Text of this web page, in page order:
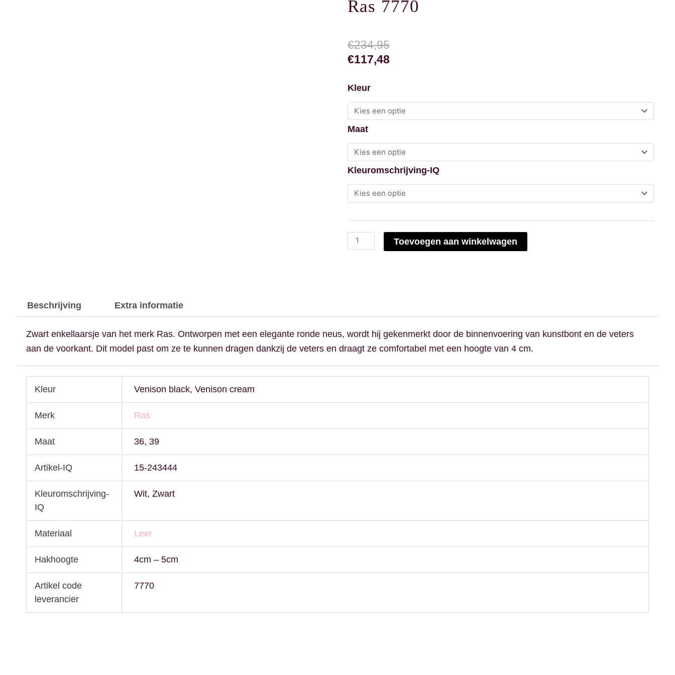
Ras 7770
€234,95
Oorspronkelijke
prijs
€234,95.
€117,48
Huidige
prijs
€117,48.
Kleur
Maat
Kleuromschrijving-IQ
Ras
7770
aantal
Toevoegen aan winkelwagen
Beschrijving Extra informatie
Zwart enkellaarsje van het merk Ras. Ontworpen met een elegante ronde neus, wordt hij gekenmerkt door de binnenvoering van kunstbont en de veters
aan de voorkant. Dit model past om ze te kunnen dragen dankzij de veters en draagt ​​ze comfortabel met een hoogte van 4 cm.
Kleur Venison black, Venison cream
Merk Ras
Maat 36, 39
Artikel-IQ 15-243444
Kleuromschrijving-
IQ
Wit, Zwart
Materiaal Leer
Hakhoogte 4cm – 5cm
Artikel code
leverancier
7770